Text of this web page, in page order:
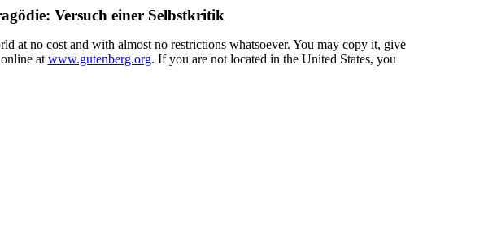
Versuch einer Selbstkritik
at no cost and with almost no restrictions whatsoever. You may copy it, give
at www.gutenberg.org. If you are not located in the United States, you